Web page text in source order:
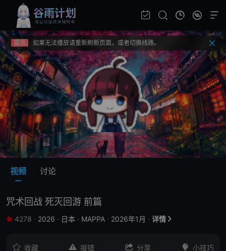
提示
不要轻易相信视频中的广告，谨防上当受骗!
提示
提示
视频载入速度跟网速有关，请耐心等待几秒钟。
提示
不要轻易相信视频中的广告，谨防上当受骗!
视频 讨论
咒术回战 死灭回游 前篇
 4278 · 2026 · 日本 · MAPPA · 2026年1月 · 详情 
 收藏  报错  分享  小技巧